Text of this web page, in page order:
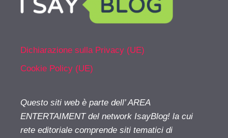
Dichiarazione sulla Privacy (UE)
Cookie Policy (UE)
Questo siti web è parte dell’ AREA
ENTERTAIMENT del network IsayBlog! la cui
rete editoriale comprende siti tematici di